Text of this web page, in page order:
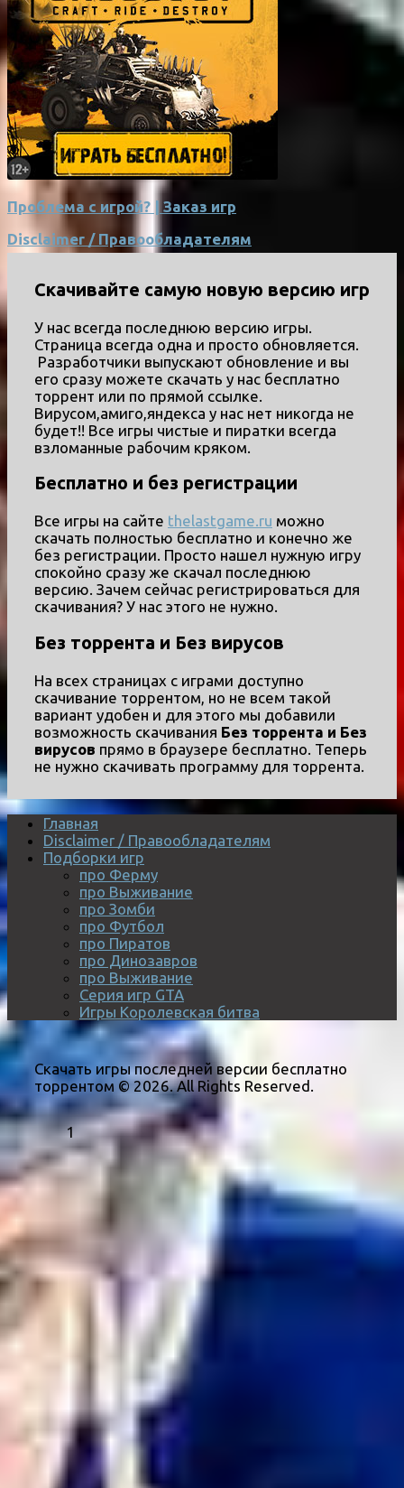
Проблема с игрой? | Заказ игр
Disclaimer / Правообладателям
Скачивайте самую новую версию игр
У нас всегда последнюю версию игры.
Страница всегда одна и просто обновляется.
Разработчики выпускают обновление и вы
его сразу можете скачать у нас бесплатно
торрент или по прямой ссылке.
Вирусом,амиго,яндекса у нас нет никогда не
будет!! Все игры чистые и пиратки всегда
взломанные рабочим кряком.
Бесплатно и без регистрации
Все игры на сайте thelastgame.ru можно
скачать полностью бесплатно и конечно же
без регистрации. Просто нашел нужную игру
спокойно сразу же скачал последнюю
версию. Зачем сейчас регистрироваться для
скачивания? У нас этого не нужно.
Без торрента и Без вирусов
На всех страницах с играми доступно
скачивание торрентом, но не всем такой
вариант удобен и для этого мы добавили
возможность скачивания Без торрента и Без
вирусов прямо в браузере бесплатно. Теперь
не нужно скачивать программу для торрента.
Главная
Disclaimer / Правообладателям
Подборки игр
про Ферму
про Выживание
про Зомби
про Футбол
про Пиратов
про Динозавров
про Выживание
Серия игр GTA
Игры Королевская битва
Скачать игры последней версии бесплатно
торрентом © 2026. All Rights Reserved.
1